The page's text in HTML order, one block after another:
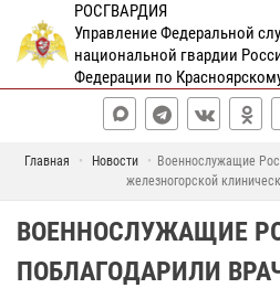
РОСГВАРДИЯ
Управление Федеральной
национальной гвардии
Федерации по
Главная Новости
Военнослужащие
железногорской
ВОЕННОСЛУЖАЩИЕ
ПОБЛАГОДАРИЛИ